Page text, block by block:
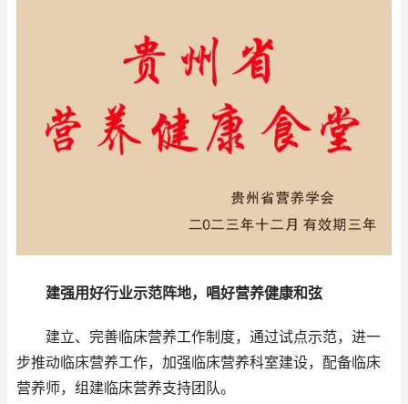
建强用好行业示范阵地，唱好营养健康和弦
建立、完善临床营养工作制度，通过试点示范，进一
步推动临床营养工作，加强临床营养科室建设，配备临床
营养师，组建临床营养支持团队。